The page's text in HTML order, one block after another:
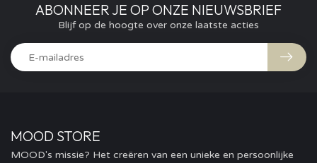
ABONNEER JE OP ONZE NIEUWSBRIEF
Blijf op de hoogte over onze laatste acties
MOOD STORE
MOOD's missie? Het creëren van een unieke en persoonlijke